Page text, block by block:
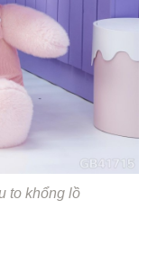
to khổng lồ